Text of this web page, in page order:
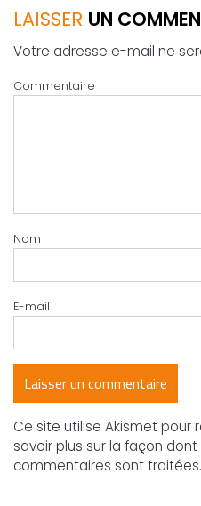
LAISSER UN
Votre adresse e-mail ne
Commentaire
Nom
E-mail
Ce site utilise Akismet pour
savoir plus sur la façon
commentaires sont traitées.